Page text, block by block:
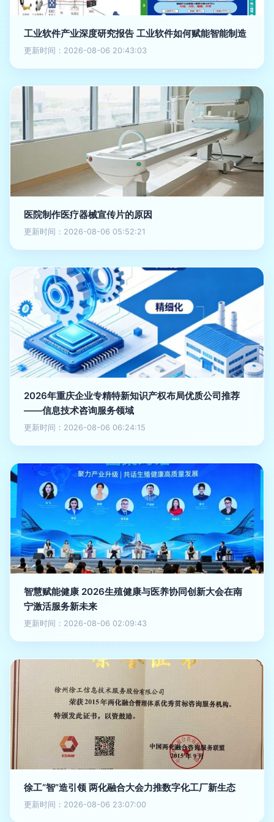
工业软件产业深度研究报告 工业软件如何赋能智能制造
更新时间：2026-08-06 20:43:03
医院制作医疗器械宣传片的原因
更新时间：2026-08-06 05:52:21
2026年重庆企业专精特新知识产权布局优质公司推荐
——信息技术咨询服务领域
更新时间：2026-08-06 06:24:15
智慧赋能健康 2026生殖健康与医养协同创新大会在南
宁激活服务新未来
更新时间：2026-08-06 02:09:43
徐工“智”造引领 两化融合大会力推数字化工厂新生态
更新时间：2026-08-06 23:07:00